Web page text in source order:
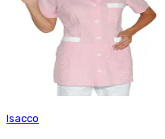
Isacco